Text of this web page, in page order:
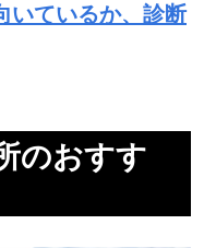
いているか、診断
のおすす